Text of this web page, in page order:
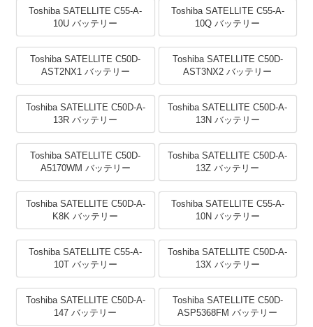
Toshiba SATELLITE C55-A-
10U バッテリー
Toshiba SATELLITE C55-A-
10Q バッテリー
Toshiba SATELLITE C50D-
AST2NX1 バッテリー
Toshiba SATELLITE C50D-
AST3NX2 バッテリー
Toshiba SATELLITE C50D-A-
13R バッテリー
Toshiba SATELLITE C50D-A-
13N バッテリー
Toshiba SATELLITE C50D-
A5170WM バッテリー
Toshiba SATELLITE C50D-A-
13Z バッテリー
Toshiba SATELLITE C50D-A-
K8K バッテリー
Toshiba SATELLITE C55-A-
10N バッテリー
Toshiba SATELLITE C55-A-
10T バッテリー
Toshiba SATELLITE C50D-A-
13X バッテリー
Toshiba SATELLITE C50D-A-
147 バッテリー
Toshiba SATELLITE C50D-
ASP5368FM バッテリー